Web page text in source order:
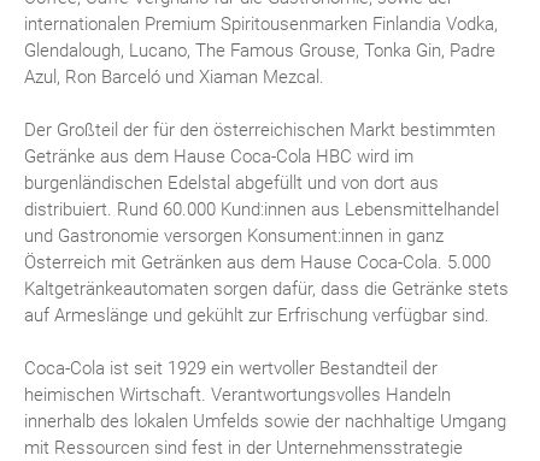
internationalen Premium Spiritousenmarken Finlandia Vodka,
Glendalough, Lucano, The Famous Grouse, Tonka Gin, Padre
Azul, Ron Barceló und Xiaman Mezcal.
Der Großteil der für den österreichischen Markt bestimmten
Getränke aus dem Hause Coca-Cola HBC wird im
burgenländischen Edelstal abgefüllt und von dort aus
distribuiert. Rund 60.000 Kund:innen aus Lebensmittelhandel
und Gastronomie versorgen Konsument:innen in ganz
Österreich mit Getränken aus dem Hause Coca-Cola. 5.000
Kaltgetränkeautomaten sorgen dafür, dass die Getränke stets
auf Armeslänge und gekühlt zur Erfrischung verfügbar sind.
Coca-Cola ist seit 1929 ein wertvoller Bestandteil der
heimischen Wirtschaft. Verantwortungsvolles Handeln
innerhalb des lokalen Umfelds sowie der nachhaltige Umgang
mit Ressourcen sind fest in der Unternehmensstrategie